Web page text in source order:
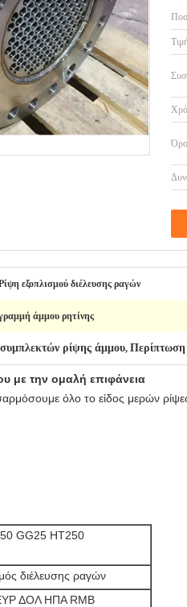
εξοπλισμού διέλευσης ραγών
άμμου ρητίνης
ρίψης άμμου, Περίπτωση
με την ομαλή επιφάνεια
όλο το είδος μερών
GG25 HT250
διέλευσης ραγών
ΔΟΛ ΗΠΑ RMB